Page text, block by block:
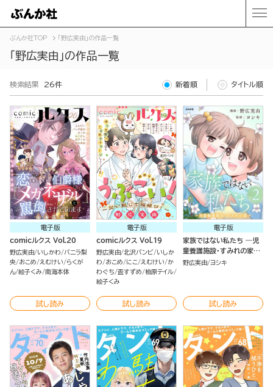
ぶんか社TOP 「野広実由」の作品一覧
「野広実由」の作品一覧
検索結果 26件 新着順 タイトル順
電子版
comicルクス Vol.20
野広実由 いしかわ
バニラ梨
央 おこめ えむけい
らくが
ん 絵子くみ 南海本体
試し読み
電子版
comicルクス Vol.19
野広実由 北沢バンビ いしか
わ
おこめ にこ えむけい
か
わぐち 盃すずめ 柚原テイル
絵子くみ
試し読み
電子版
家族ではない私たち ―児
童養護施設・すみれの家―
（2）
野広実由 ヨシキ
試し読み